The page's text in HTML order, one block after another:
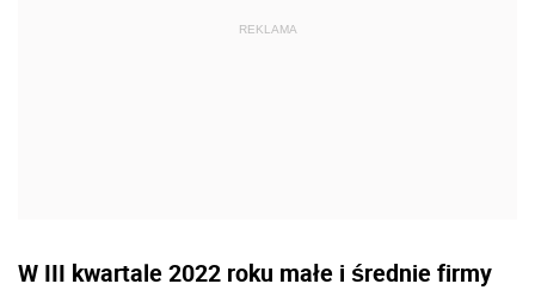
W III kwartale 2022 roku małe i średnie firmy